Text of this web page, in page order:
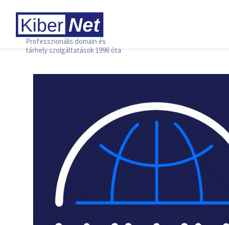
Professzionális domain és
tárhely szolgáltatások 1996 óta